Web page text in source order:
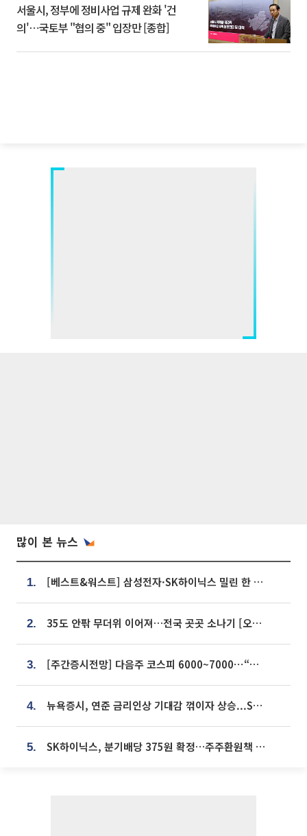
서울시, 정부에 정비사업 규제 완화 '건
의'⋯국토부 "협의 중" 입장만 [종합]
많이 본 뉴스
1. [베스트&워스트] 삼성전자·SK하이닉스 밀린 한 주…상상인증권은 85% 급등
2. 35도 안팎 무더위 이어져…전국 곳곳 소나기 [오늘 날씨]
3. [주간증시전망] 다음주 코스피 6000~7000⋯“外人 수급은 정책이 변수”
4. 뉴욕증시, 연준 금리인상 기대감 꺾이자 상승...S&P500 사상 최고치 [종합]
5. SK하이닉스, 분기배당 375원 확정…주주환원책 9월로 앞당겨 발표